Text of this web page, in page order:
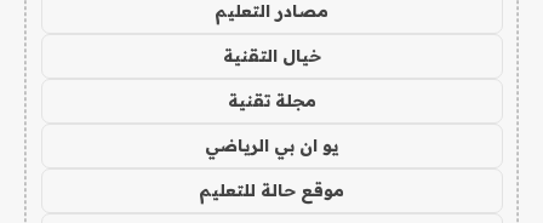
مصادر التعليم
خيال التقنية
مجلة تقنية
يو ان بي الرياضي
موقع حالة للتعليم